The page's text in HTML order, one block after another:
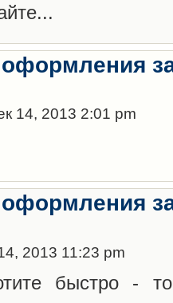
14, 2013 2:01 pm
2013 11:23 pm
быстро -